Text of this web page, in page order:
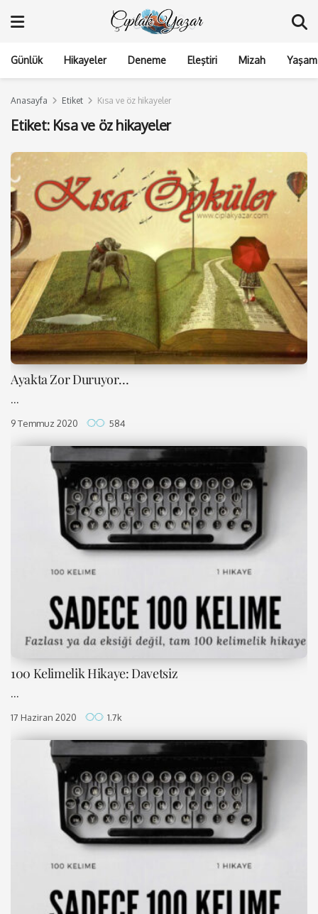
Günlük Hikayeler Deneme Eleştiri Mizah
Anasayfa Etiket Kısa ve öz hikayeler
Etiket: Kısa ve öz hikayeler
Ayakta Zor Duruyor…
...
9 Temmuz 2020 584
100 Kelimelik Hikaye: Davetsiz
...
17 Haziran 2020 1.7k